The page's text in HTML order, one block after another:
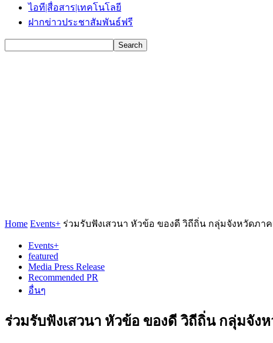
ไอที|สื่อสาร|เทคโนโลยี
ฝากข่าวประชาสัมพันธ์ฟรี
Home Events+ ร่วมรับฟังเสวนา หัวข้อ ของดี วิถีถิ่น กลุ่มจังหวัดภา
Events+
featured
Media Press Release
Recommended PR
อื่นๆ
ร่วมรับฟังเสวนา หัวข้อ ของดี วิถีถิ่น กลุ่มจัง